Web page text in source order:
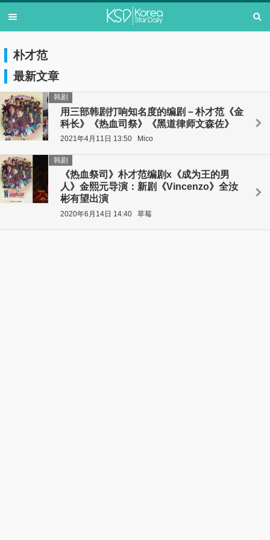
朴才范
最新文章
用三部韩剧打响知名度的编剧－朴才范《金
科长》《热血司祭》《黑道律师文森佐》
韩剧
2021年4月11日 13:50 Mico
《热血祭司》朴才范编剧x《成为王的男
人》金熙元导演：新剧《Vincenzo》全汝
彬有望出演
韩剧
2020年6月14日 14:40 草莓